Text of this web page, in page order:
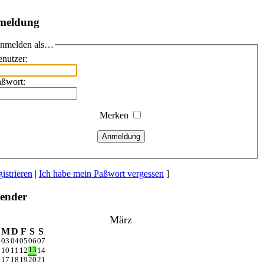
als…
Merken
Anmeldung
| Ich habe mein Paßwort vergessen ]
März
MD F S S
03 04050607
10 11 12 13 14
17 18 192021